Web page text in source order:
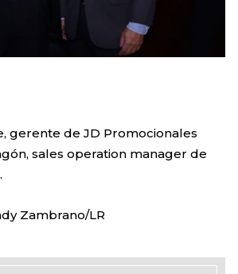
gerente de JD Promocionales
sales operation manager de
Zambrano/LR